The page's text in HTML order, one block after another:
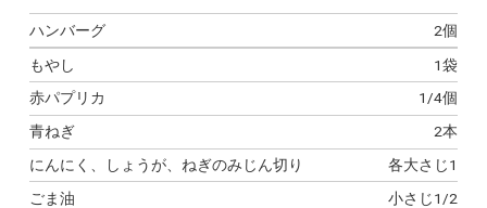
ハンバーグ
2個
もやし
1袋
赤パプリカ
1/4個
青ねぎ
2本
にんにく、しょうが、ねぎのみじん切り
各大さじ1
ごま油
小さじ1/2